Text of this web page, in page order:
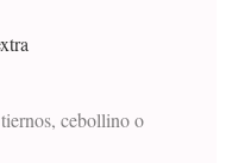
cebollino o